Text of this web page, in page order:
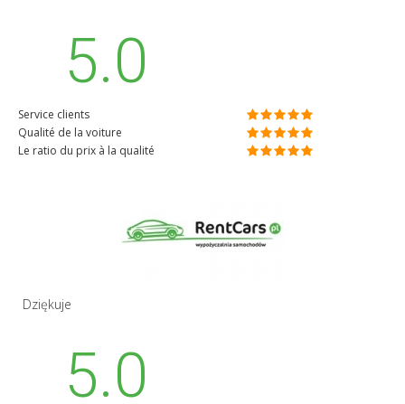
5.0
Service clients
Qualité de la voiture
Le ratio du prix à la qualité
Dziękuje
5.0